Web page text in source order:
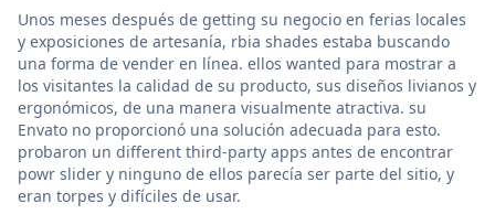
Unos meses después de getting su negocio en ferias locales
y exposiciones de artesanía, rbia shades estaba buscando
una forma de vender en línea. ellos wanted para mostrar a
los visitantes la calidad de su producto, sus diseños livianos y
ergonómicos, de una manera visualmente atractiva. su
Envato no proporcionó una solución adecuada para esto.
probaron un different third-party apps antes de encontrar
powr slider y ninguno de ellos parecía ser parte del sitio, y
eran torpes y difíciles de usar.